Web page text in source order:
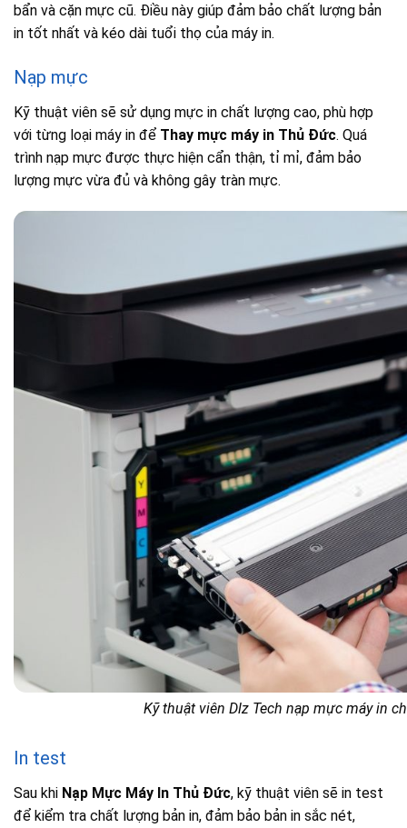
bẩn và cặn mực cũ. Điều này giúp đảm bảo chất lượng bản
in tốt nhất và kéo dài tuổi thọ của máy in.
Nạp mực
Kỹ thuật viên sẽ sử dụng mực in chất lượng cao, phù hợp
với từng loại máy in để Thay mực máy in Thủ Đức. Quá
trình nạp mực được thực hiện cẩn thận, tỉ mỉ, đảm bảo
lượng mực vừa đủ và không gây tràn mực.
Kỹ thuật viên Dlz Tech nạp mực máy in
In test
Sau khi Nạp Mực Máy In Thủ Đức, kỹ thuật viên sẽ in test
để kiểm tra chất lượng bản in, đảm bảo bản in sắc nét,